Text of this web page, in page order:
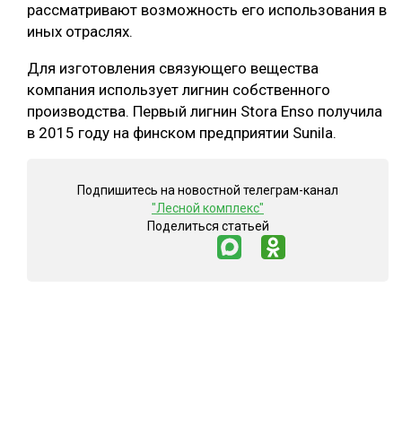
рассматривают возможность его использования в
иных отраслях.
Для изготовления связующего вещества
компания использует лигнин собственного
производства. Первый лигнин Stora Enso получила
в 2015 году на финском предприятии Sunila.
Подпишитесь на новостной телеграм-канал
"Лесной комплекс"
Поделиться статьей